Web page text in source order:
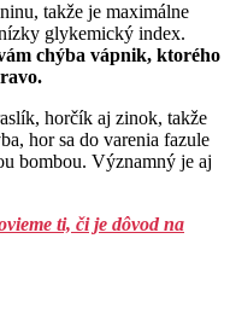
takže je maximálne
glykemický index.
chýba vápnik, ktorého
horčík aj zinok, takže
hor sa do varenia fazule
bombou. Významný je aj
ti, či je dôvod na